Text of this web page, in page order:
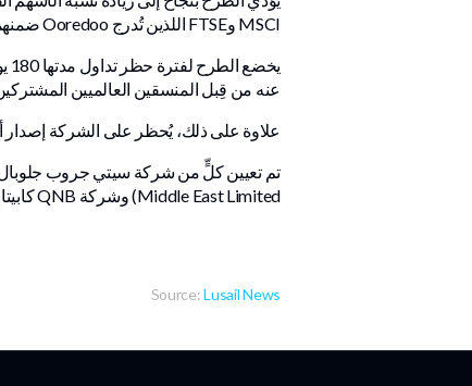
MSCI وFTSE اللذين تُدرج Ooredoo ضمنهما بالفعل.
عنه من قِبل المنسقين العالميين
علاوة على ذلك، يُحظر على الشركة إصدار أو نقل أي أسهم أو
Middle East Limited) وشركة QNB كابيتال ذ.م.م (QNB Capital LLC) بصفتهم المنسقين العالميين المشتركين ومديري سجل الاكتتاب المشتركين.
Source:Lusail News